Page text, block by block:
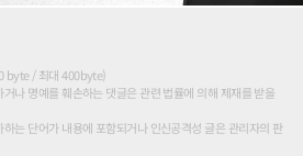
byte / 최대 400byte)
나 명예를 훼손하는 댓글은 관련 법률에 의해 제재를 받을
는 단어가 내용에 포함되거나 인신공격성 글은 관리자의 판